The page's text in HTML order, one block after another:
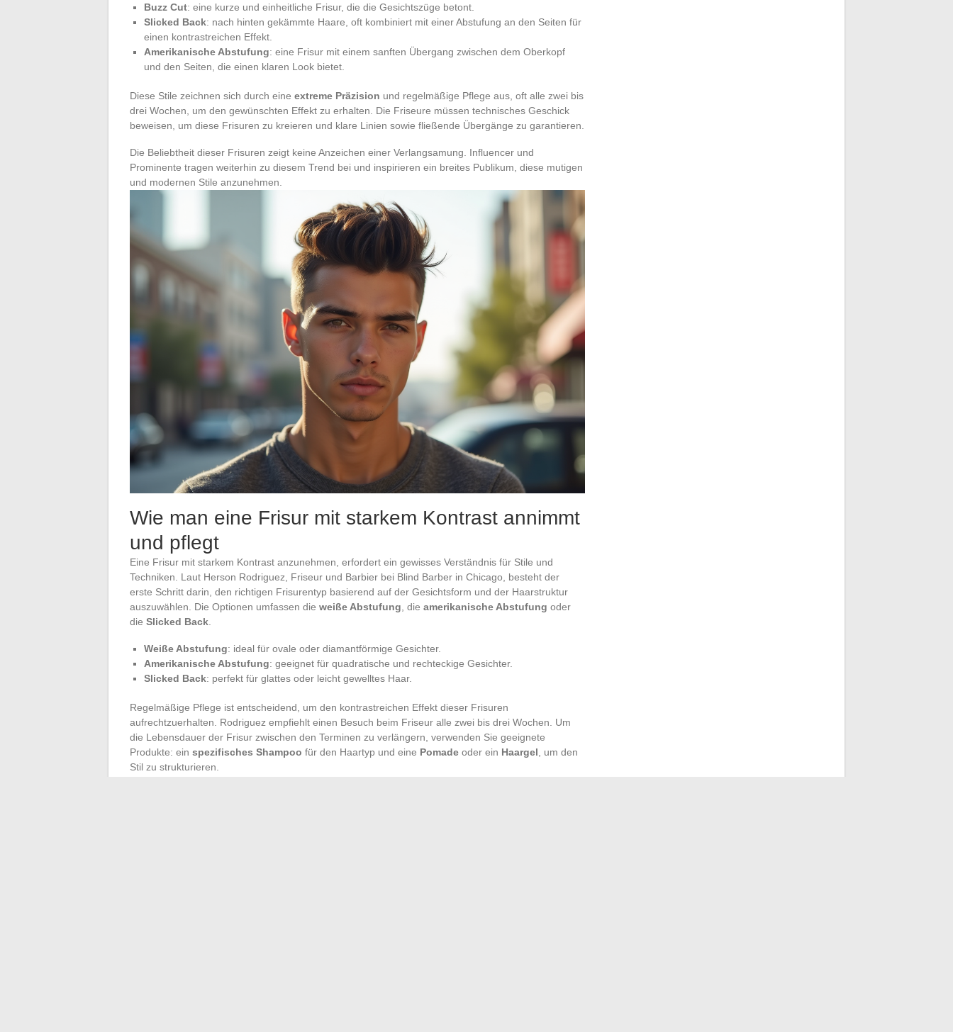
Buzz Cut: eine kurze und einheitliche Frisur, die die Gesichtszüge betont.
Slicked Back: nach hinten gekämmte Haare, oft kombiniert mit einer Abstufung an den Seiten für
einen kontrastreichen Effekt.
Amerikanische Abstufung: eine Frisur mit einem sanften Übergang zwischen dem Oberkopf
und den Seiten, die einen klaren Look bietet.
Diese Stile zeichnen sich durch eine extreme Präzision und regelmäßige Pflege aus, oft alle zwei bis
drei Wochen, um den gewünschten Effekt zu erhalten. Die Friseure müssen technisches Geschick
beweisen, um diese Frisuren zu kreieren und klare Linien sowie fließende Übergänge zu garantieren.
Die Beliebtheit dieser Frisuren zeigt keine Anzeichen einer Verlangsamung. Influencer und
Prominente tragen weiterhin zu diesem Trend bei und inspirieren ein breites Publikum, diese mutigen
und modernen Stile anzunehmen.
Wie man eine Frisur mit starkem Kontrast annimmt
und pflegt
Eine Frisur mit starkem Kontrast anzunehmen, erfordert ein gewisses Verständnis für Stile und
Techniken. Laut Herson Rodriguez, Friseur und Barbier bei Blind Barber in Chicago, besteht der
erste Schritt darin, den richtigen Frisurentyp basierend auf der Gesichtsform und der Haarstruktur
auszuwählen. Die Optionen umfassen die weiße Abstufung , die amerikanische Abstufung oder
die Slicked Back
Weiße Abstufung: ideal für ovale oder diamantförmige Gesichter.
Amerikanische Abstufung: geeignet für quadratische und rechteckige Gesichter.
Slicked Back: perfekt für glattes oder leicht gewelltes Haar.
Regelmäßige Pflege ist entscheidend, um den kontrastreichen Effekt dieser Frisuren
aufrechtzuerhalten. Rodriguez empfiehlt einen Besuch beim Friseur alle zwei bis drei Wochen. Um
die Lebensdauer der Frisur zwischen den Terminen zu verlängern, verwenden Sie geeignete
Produkte: ein spezifisches Shampoo für den Haartyp und eine Pomade oder ein Haargel , um den
Stil zu strukturieren.